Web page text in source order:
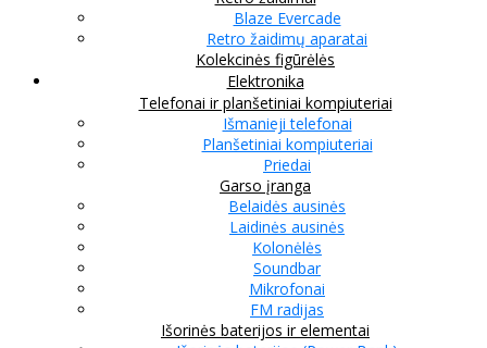
Blaze Evercade
Retro žaidimų aparatai
Kolekcinės figūrėlės
Elektronika
Telefonai ir planšetiniai kompiuteriai
Išmanieji telefonai
Planšetiniai kompiuteriai
Priedai
Garso įranga
Belaidės ausinės
Laidinės ausinės
Kolonėlės
Soundbar
Mikrofonai
FM radijas
Išorinės baterijos ir elementai